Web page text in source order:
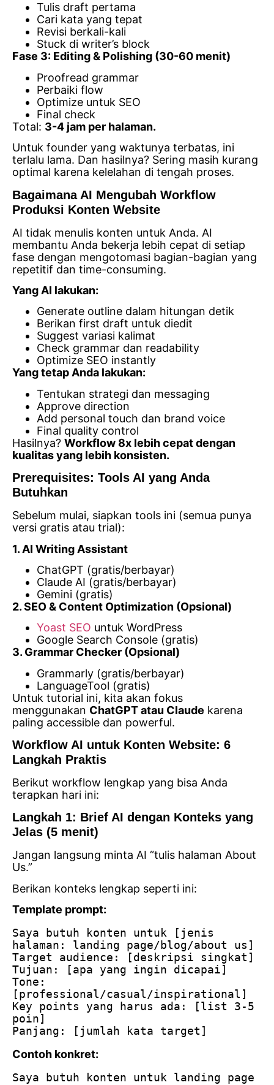
Tulis draft pertama
Cari kata yang tepat
Revisi berkali-kali
Stuck di writer’s block
Fase 3: Editing & Polishing (30-60 menit)
Proofread grammar
Perbaiki flow
Optimize untuk SEO
Final check
Total: 3-4 jam per halaman.
Untuk founder yang waktunya terbatas, ini
terlalu lama. Dan hasilnya? Sering masih kurang
optimal karena kelelahan di tengah proses.
Bagaimana AI Mengubah Workflow
Produksi Konten Website
AI tidak menulis konten untuk Anda. AI
membantu Anda bekerja lebih cepat di setiap
fase dengan mengotomasi bagian-bagian yang
repetitif dan time-consuming.
Yang AI lakukan:
Generate outline dalam hitungan detik
Berikan first draft untuk diedit
Suggest variasi kalimat
Check grammar dan readability
Optimize SEO instantly
Yang tetap Anda lakukan:
Tentukan strategi dan messaging
Approve direction
Add personal touch dan brand voice
Final quality control
Hasilnya? Workflow 8x lebih cepat dengan
kualitas yang lebih konsisten.
Prerequisites: Tools AI yang Anda
Butuhkan
Sebelum mulai, siapkan tools ini (semua punya
versi gratis atau trial):
1. AI Writing Assistant
ChatGPT (gratis/berbayar)
Claude AI (gratis/berbayar)
Gemini (gratis)
2. SEO & Content Optimization (Opsional)
Yoast SEO untuk WordPress
Google Search Console (gratis)
3. Grammar Checker (Opsional)
Grammarly (gratis/berbayar)
LanguageTool (gratis)
Untuk tutorial ini, kita akan fokus
menggunakan ChatGPT atau Claude karena
paling accessible dan powerful.
Workflow AI untuk Konten Website: 6
Langkah Praktis
Berikut workflow lengkap yang bisa Anda
terapkan hari ini:
Langkah 1: Brief AI dengan Konteks yang
Jelas (5 menit)
Jangan langsung minta AI “tulis halaman About
Us.”
Berikan konteks lengkap seperti ini:
Template prompt:
Saya butuh konten untuk [jenis
halaman: landing page/blog/about us]
Target audience: [deskripsi singkat]
Tujuan: [apa yang ingin dicapai]
Tone:
[professional/casual/inspirational]
Key points yang harus ada: [list 3-5
poin]
Panjang: [jumlah kata target]
Contoh konkret:
Saya butuh konten untuk landing page